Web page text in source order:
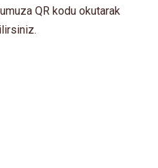
QR kodu okutarak